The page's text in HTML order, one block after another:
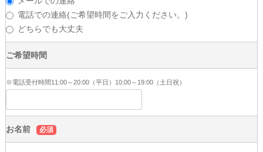
電話での連絡(ご希望時間をご入力ください。)
どちらでも大丈夫
ご希望時間
※電話受付時間11:00～20:00（平日）10:00～19:00（土日祝）
お名前 必須